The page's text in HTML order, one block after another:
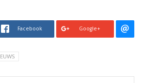
Facebook Google+